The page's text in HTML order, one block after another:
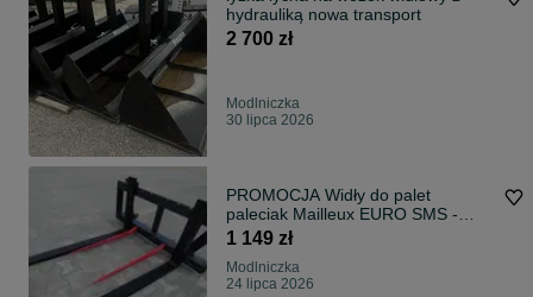
hydrauliką nowa transport
2 700 zł
Modlniczka
30 lipca 2026
PROMOCJA Widły do palet
paleciak Mailleux EURO SMS -
DOSTAWA
1 149 zł
Modlniczka
24 lipca 2026